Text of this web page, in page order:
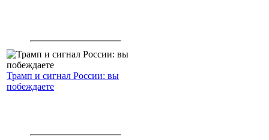
Трамп и сигнал России: вы
побеждаете